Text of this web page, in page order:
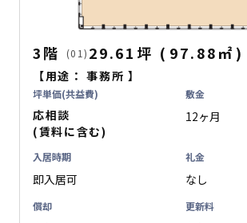
3階 (01) 29.61坪 ( 97.88㎡ )
【用途：事務所 】
坪単価(共益費)
応相談
(賃料に含む)
敷金
12ヶ月
入居時期
即入居可
礼金
なし
償却 更新料